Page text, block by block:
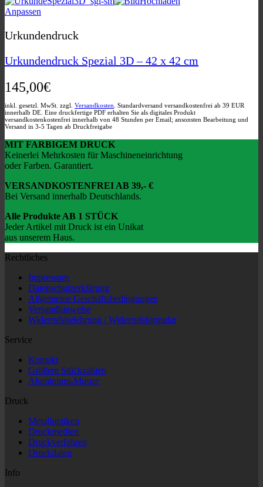
werden
Anpassen
weist
mehrere
auf.
Optionen
auf
der
Produktseite
gewählt
werden
Urkundendruck
Urkundendruck Spezial 3D – 42 x 42 cm
145,00€
inkl. gesetzl. MwSt. zzgl. Versandkosten . Standardversand versandkostenfrei ab 39 EUR
innerhalb DE. Eine druckfertige PDF erhalten Sie als digitales Produkt
versandkostenkostenfrei innerhalb von 48 Stunden per Email; ansonsten Bearbeitung und
Versand in 3-5 Tagen ab Druckfreigabe
MIT FARBIGEM DRUCK
Keinerlei Mehrkosten für Maschineneinrichtung
oder Farben. Garantiert.
VERSANDKOSTENFREI AB 39,- €
Bei Versand innerhalb Deutschlands.
Alle Produkte AB 1 STÜCK
Jeder Artikel mit Druck ist ein Unikat
aus unserem Haus.
Rechtliches
Impressum
Datenschutzerklärung
Allgemeine Geschäftsbedingungen
Versandhinweise
Widerrufsbelehrung / Widerrufsformular
Service
Kontakt
Größere Stückzahlen
Aluminium-Muster
Druck
Metalloptiken
Druckmedien
Druckverfahren
Druckdaten
Info